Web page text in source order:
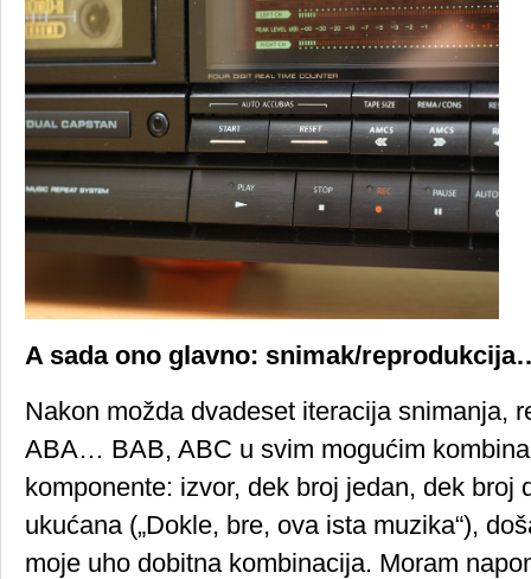
A sada ono glavno: snimak/
Nakon možda dvadeset iteracija snimanja,
ABA… BAB, ABC u svim mogućim
komponente: izvor, dek broj jedan, dek broj
ukućana („Dokle, bre, ova ista muzika“),
moje uho dobitna kombinacija. Moram